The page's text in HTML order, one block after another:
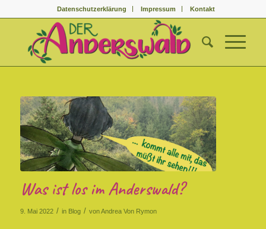
Datenschutzerklärung Impressum Kontakt
Was ist los im Anderswald?
9. Mai 2022 / in Blog / vonAndrea Von Rymon